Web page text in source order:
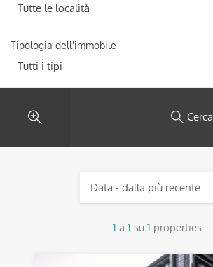
Tutte le località
Tipologia dell'immobile
Tutti i tipi
Cerca
1 a 1 su 1 properties
Data - dalla più recente